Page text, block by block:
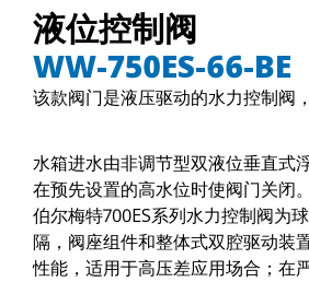
液位控制阀
WW-750ES-66-BE
该款阀门是液压驱动的水力控制阀
水箱进水由非调节型双液位垂直式
在预先设置的高水位时使阀门关闭。
伯尔梅特700ES系列水力控制阀为
隔，阀座组件和整体式双腔驱动装
性能，适用于高压差应用场合；在